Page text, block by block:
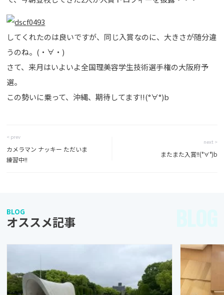
してくれたのは良いですが、同じ入賞なのに、大きさが随分違
うのね。(・∀・)
さて、来月はいよいよ全国理美容学生技術選手権の大阪府予
選。
この勢いに乗って、沖縄、期待してます!!(°∀°)b
< prev
カメラマン ナッキー ただいま
練習中!!
next >
またまた入賞!!(°∀°)b
BLOG
オススメ記事